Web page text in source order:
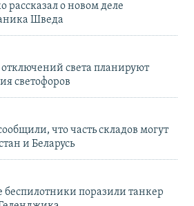
рассказал о новом деле
Шведа
отключений света планируют
светофоров
что часть складов могут
и Беларусь
беспилотники поразили танкер